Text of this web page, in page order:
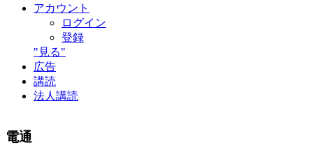
アカウント
ログイン
登録
"見る"
広告
講読
法人講読
電通